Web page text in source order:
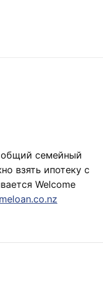
семейный
взять ипотеку с
Welcome